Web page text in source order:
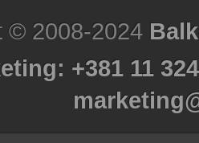
© 2008-2024
+381 11